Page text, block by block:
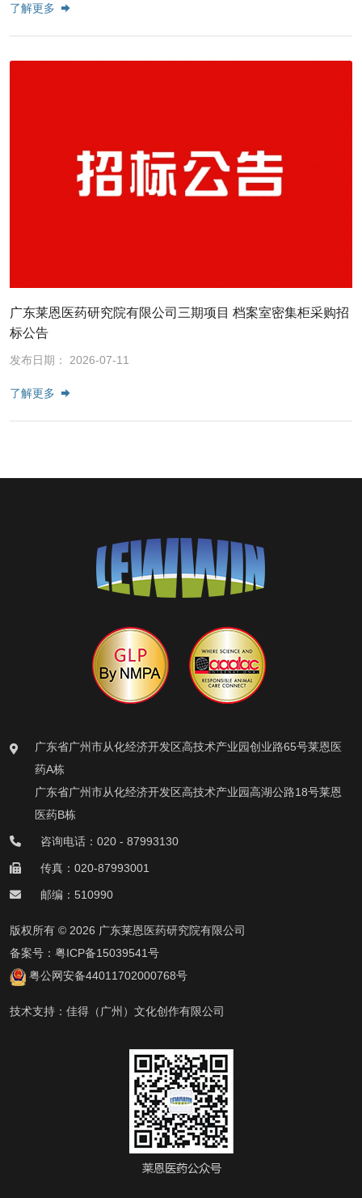
了解更多
广东莱恩医药研究院有限公司三期项目 档案室密集柜采购招
标公告
发布日期： 2026-07-11
了解更多
广东省广州市从化经济开发区高技术产业园创业路65号莱恩医
药A栋
广东省广州市从化经济开发区高技术产业园高湖公路18号莱恩
医药B栋
咨询电话：020 - 87993130
传真：020-87993001
邮编：510990
版权所有 © 2026 广东莱恩医药研究院有限公司
备案号： 粤ICP备15039541号
粤公网安备44011702000768号
技术支持： 佳得（广州）文化创作有限公司